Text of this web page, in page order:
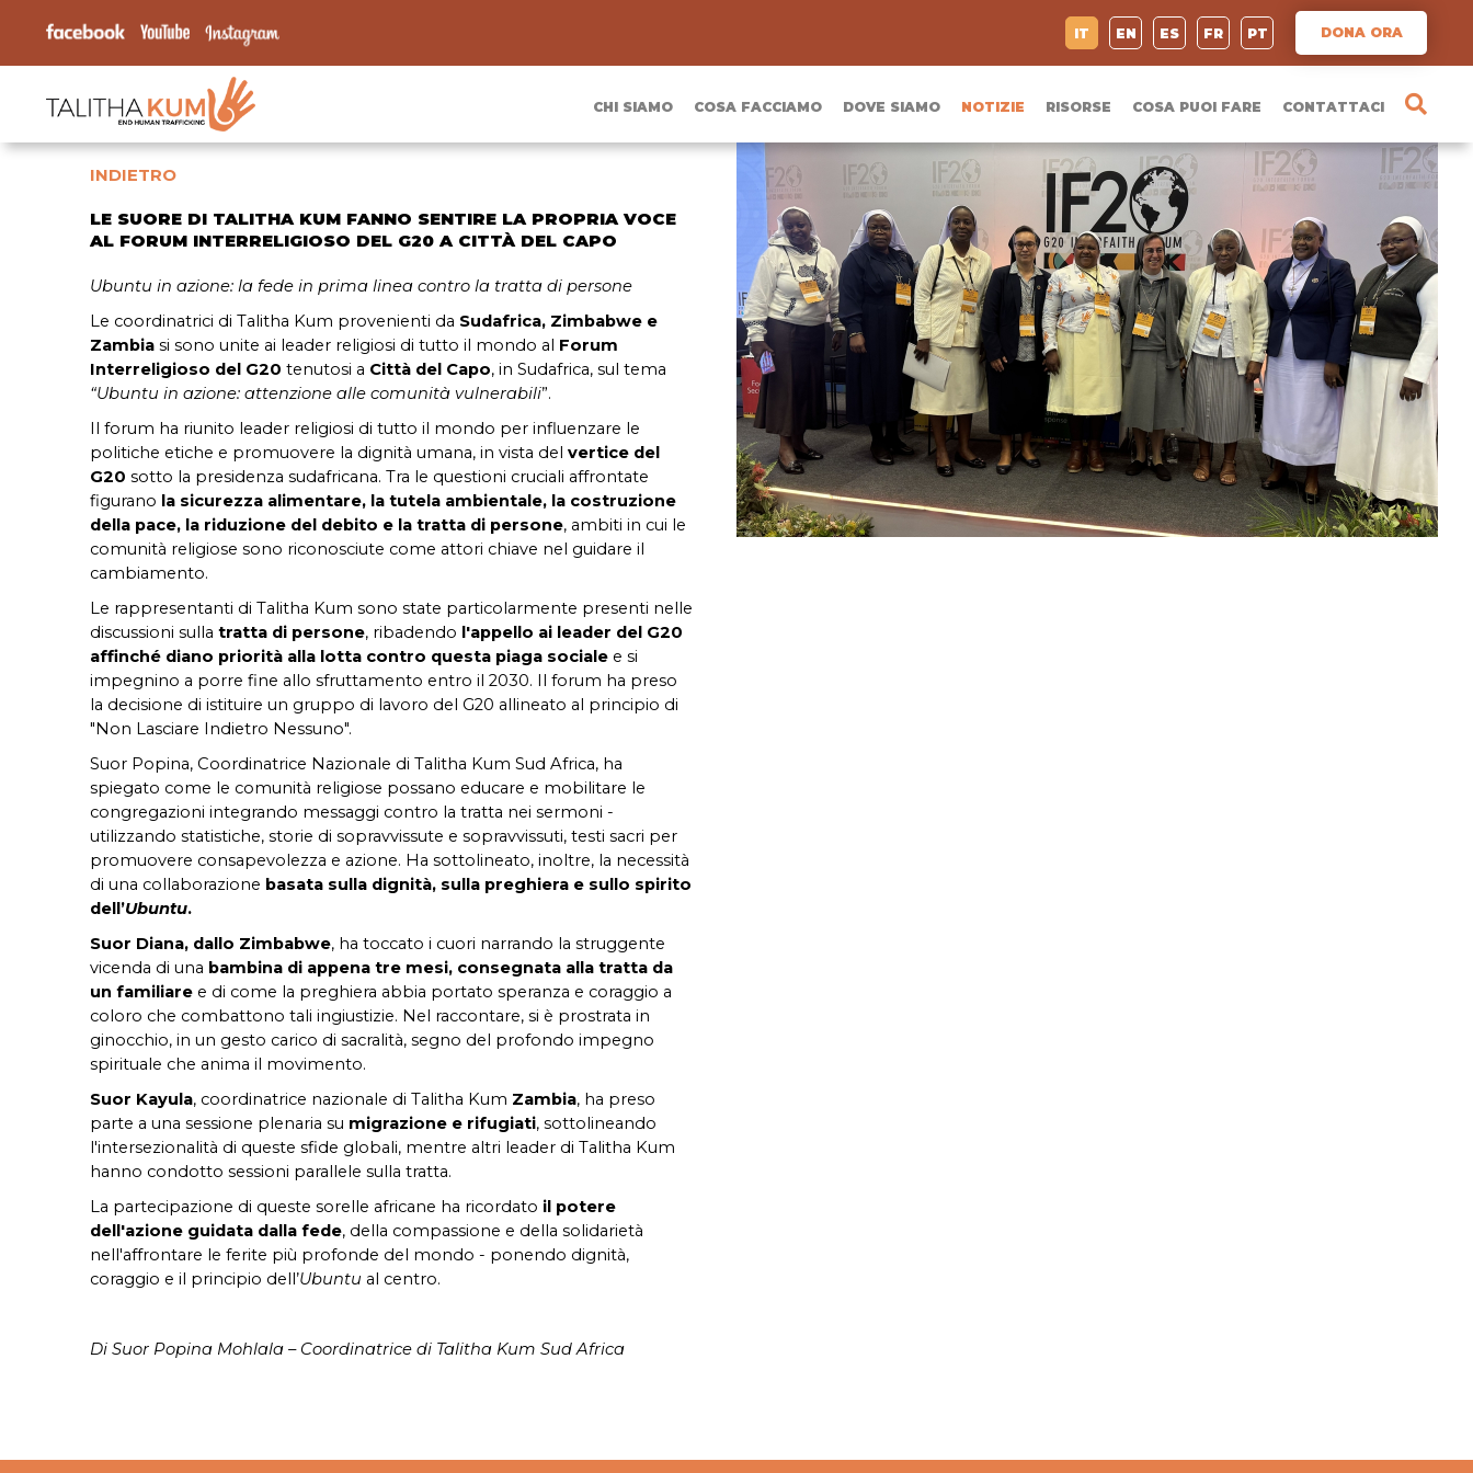
IT EN ES FR PT DONA ORA
CHI SIAMO COSA FACCIAMO DOVE SIAMO NOTIZIE RISORSE COSA PUOI FARE CONTATTACI
INDIETRO
LE SUORE DI TALITHA KUM FANNO SENTIRE LA PROPRIA VOCE
AL FORUM INTERRELIGIOSO DEL G20 A CITTÀ DEL CAPO
Ubuntu in azione: la fede in prima linea contro la tratta di persone
Le coordinatrici di Talitha Kum provenienti da Sudafrica, Zimbabwe e
Zambia si sono unite ai leader religiosi di tutto il mondo al Forum
Interreligioso del G20 tenutosi a Città del Capo, in Sudafrica, sul tema
“Ubuntu in azione: attenzione alle comunità vulnerabili”.
Il forum ha riunito leader religiosi di tutto il mondo per influenzare le
politiche etiche e promuovere la dignità umana, in vista del vertice del
G20 sotto la presidenza sudafricana. Tra le questioni cruciali affrontate
figurano la sicurezza alimentare, la tutela ambientale, la costruzione
della pace, la riduzione del debito e la tratta di persone, ambiti in cui le
comunità religiose sono riconosciute come attori chiave nel guidare il
cambiamento.
Le rappresentanti di Talitha Kum sono state particolarmente presenti nelle
discussioni sulla tratta di persone, ribadendo l'appello ai leader del G20
affinché diano priorità alla lotta contro questa piaga sociale e si
impegnino a porre fine allo sfruttamento entro il 2030. Il forum ha preso
la decisione di istituire un gruppo di lavoro del G20 allineato al principio di
"Non Lasciare Indietro Nessuno".
Suor Popina, Coordinatrice Nazionale di Talitha Kum Sud Africa, ha
spiegato come le comunità religiose possano educare e mobilitare le
congregazioni integrando messaggi contro la tratta nei sermoni -
utilizzando statistiche, storie di sopravvissute e sopravvissuti, testi sacri per
promuovere consapevolezza e azione. Ha sottolineato, inoltre, la necessità
di una collaborazione basata sulla dignità, sulla preghiera e sullo spirito
dell’Ubuntu.
Suor Diana, dallo Zimbabwe, ha toccato i cuori narrando la struggente
vicenda di una bambina di appena tre mesi, consegnata alla tratta da
un familiare e di come la preghiera abbia portato speranza e coraggio a
coloro che combattono tali ingiustizie. Nel raccontare, si è prostrata in
ginocchio, in un gesto carico di sacralità, segno del profondo impegno
spirituale che anima il movimento.
Suor Kayula, coordinatrice nazionale di Talitha Kum Zambia, ha preso
parte a una sessione plenaria su migrazione e rifugiati, sottolineando
l'intersezionalità di queste sfide globali, mentre altri leader di Talitha Kum
hanno condotto sessioni parallele sulla tratta.
La partecipazione di queste sorelle africane ha ricordato il potere
dell'azione guidata dalla fede, della compassione e della solidarietà
nell'affrontare le ferite più profonde del mondo - ponendo dignità,
coraggio e il principio dell’Ubuntu al centro.
Di Suor Popina Mohlala – Coordinatrice di Talitha Kum Sud Africa